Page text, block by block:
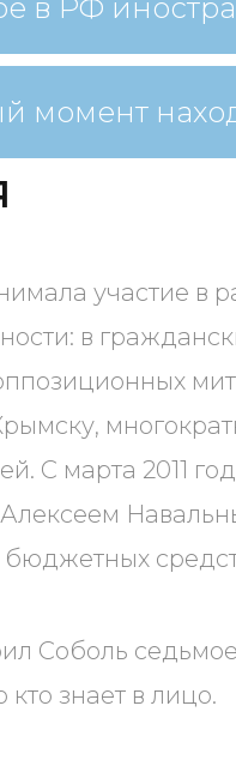
в РФ
момент
участие в
в
С марта 2011
Соболь
кто знает в лицо.